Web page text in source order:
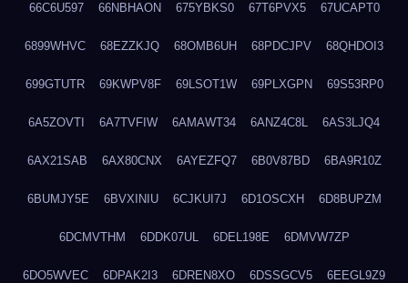
66C6U597 66NBHAON 675YBKS0 67T6PVX5 67UCAPT0
6899WHVC 68EZZKJQ 68OMB6UH 68PDCJPV 68QHDOI3
699GTUTR 69KWPV8F 69LSOT1W 69PLXGPN 69S53RP0
6A5ZOVTI 6A7TVFIW 6AMAWT34 6ANZ4C8L 6AS3LJQ4
6AX21SAB 6AX80CNX 6AYEZFQ7 6B0V87BD 6BA9R10Z
6BUMJY5E 6BVXINIU 6CJKUI7J 6D1OSCXH 6D8BUPZM
6DCMVTHM 6DDK07UL 6DEL198E 6DMVW7ZP
6DO5WVEC 6DPAK2I3 6DREN8XO 6DSSGCV5 6EEGL9Z9